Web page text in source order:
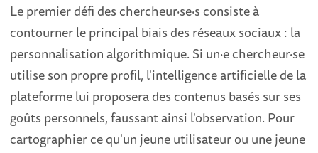
Le premier défi des chercheur·se·s consiste à
contourner le principal biais des réseaux sociaux : la
personnalisation algorithmique. Si un·e chercheur·se
utilise son propre profil, l'intelligence artificielle de la
plateforme lui proposera des contenus basés sur ses
goûts personnels, faussant ainsi l'observation. Pour
cartographier ce qu'un jeune utilisateur ou une jeune